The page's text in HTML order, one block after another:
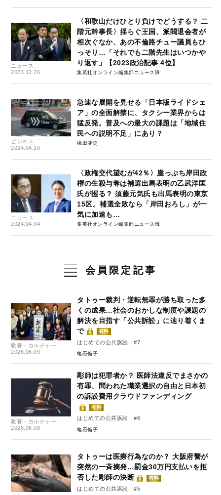
ニュース
2023.12.26
〈和歌山だけひとり負けでどうする？ 二
階元幹事長〉揺らぐ王国、派閥退会者が
相次ぐなか、あの不倫路チュー議員もひ
っそり…「それでも二階先生はいつかや
り返す」【2023政治記事 4位】
集英社オンライン編集部ニュース班
ビジネス
2024.04.10
急速な展開を見せる「日本版ライドシェ
ア」の全面解禁に、タクシー業界からは
猛反発。普及への最大の課題は「地域住
民への説明不足」にあり？
桃田健史
ニュース
2024.04.04
〈政権交代望むが42％〉崖っぷち岸田政
権の生殺与奪は補選出馬表明の乙武洋匡
氏が握る？ 須藤元気氏も出馬表明の東京
15区。補選全敗なら「岸田おろし」が一
気に加速も…
集英社オンライン編集部ニュース班
会員限定記事
教養・カルチャー
2026.06.09
タトゥー裁判・逆転無罪が勝ち取った多
くの成果…社会のおかしな制度や課題の
解決を目指す「公共訴訟」に辿り着くま
で
有料
はじめての公共訴訟 #7
亀石倫子
教養・カルチャー
2026.06.08
彫師は犯罪者か？ 医師法違反でまさかの
有罪、問われた職業選択の自由と日本初
の訴訟費用クラウドファンディング
有料
はじめての公共訴訟 #6
亀石倫子
タトゥーは医療行為なのか？ 大阪府警が
突然の一斉摘発…罰金30万円支払いを拒
否した彫師の決断
有料
はじめての公共訴訟 #5